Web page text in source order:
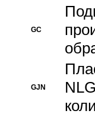
GC
GJN